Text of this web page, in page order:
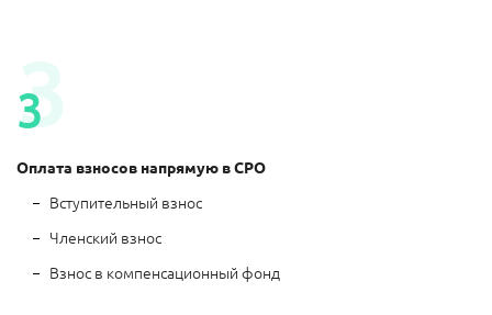
Оплата взносов напрямую в СРО
Вступительный взнос
Членский взнос
Взнос в компенсационный фонд